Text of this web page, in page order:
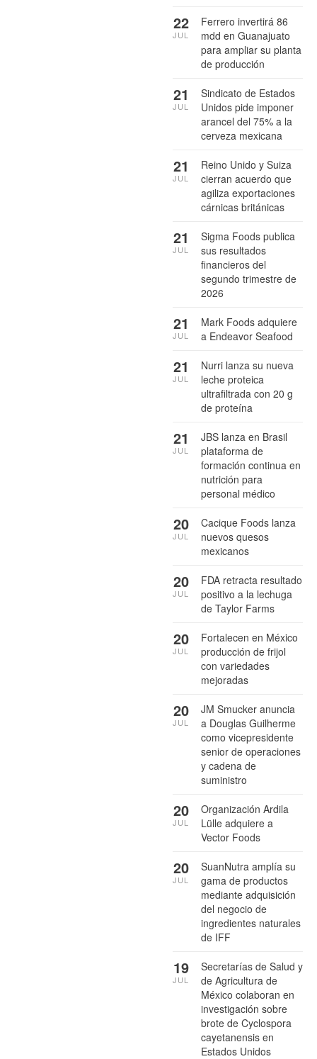
Ferrero invertirá 86
mdd en Guanajuato
para ampliar su planta
de producción
22
JUL
Sindicato de Estados
Unidos pide imponer
arancel del 75% a la
cerveza mexicana
21
JUL
Reino Unido y Suiza
cierran acuerdo que
agiliza exportaciones
cárnicas británicas
21
JUL
Sigma Foods publica
sus resultados
financieros del
segundo trimestre de
2026
21
JUL
Mark Foods adquiere
a Endeavor Seafood
21
JUL
Nurri lanza su nueva
leche proteica
ultrafiltrada con 20 g
de proteína
21
JUL
JBS lanza en Brasil
plataforma de
formación continua en
nutrición para
personal médico
21
JUL
Cacique Foods lanza
nuevos quesos
mexicanos
20
JUL
FDA retracta resultado
positivo a la lechuga
de Taylor Farms
20
JUL
Fortalecen en México
producción de frijol
con variedades
mejoradas
20
JUL
JM Smucker anuncia
a Douglas Guilherme
como vicepresidente
senior de operaciones
y cadena de
suministro
20
JUL
Organización Ardila
Lülle adquiere a
Vector Foods
20
JUL
SuanNutra amplía su
gama de productos
mediante adquisición
del negocio de
ingredientes naturales
de IFF
20
JUL
Secretarías de Salud y
de Agricultura de
México colaboran en
investigación sobre
brote de Cyclospora
cayetanensis en
Estados Unidos
19
JUL